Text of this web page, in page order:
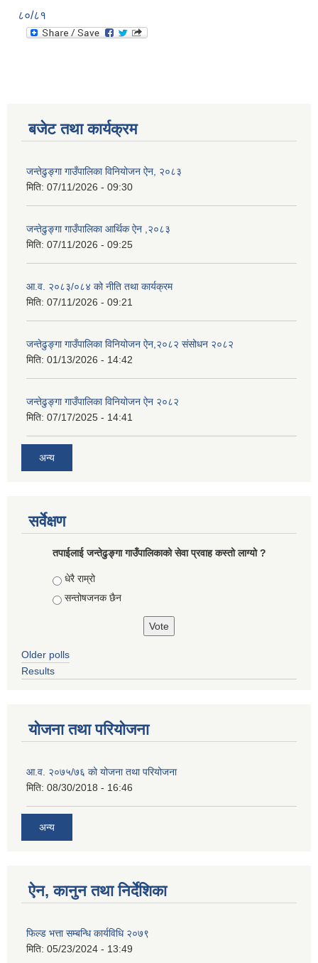
८०/८१
बजेट तथा कार्यक्रम
जन्तेढुङ्गा गाउँपालिका विनियोजन ऐन, २०८३
मिति: 07/11/2026 - 09:30
जन्तेढुङ्गा गाउँपालिका आर्थिक ऐन ,२०८३
मिति: 07/11/2026 - 09:25
आ.व. २०८३/०८४ को नीति तथा कार्यक्रम
मिति: 07/11/2026 - 09:21
जन्तेढुङ्गा गाउँपालिका विनियोजन ऐन,२०८२ संसोधन २०८२
मिति: 01/13/2026 - 14:42
जन्तेढुङ्गा गाउँपालिका विनियोजन ऐन २०८२
मिति: 07/17/2025 - 14:41
अन्य
सर्वेक्षण
तपाईलाई जन्तेढुङ्गा गाउँपालिकाको सेवा प्रवाह कस्तो लाग्यो ?
Choices
धेरै राम्रो
सन्तोषजनक छैन
Older polls
Results
योजना तथा परियोजना
आ.व. २०७५/७६ को योजना तथा परियोजना
मिति: 08/30/2018 - 16:46
अन्य
ऐन, कानुन तथा निर्देशिका
फिल्ड भत्ता सम्बन्धि कार्यविधि २०७९
मिति: 05/23/2024 - 13:49